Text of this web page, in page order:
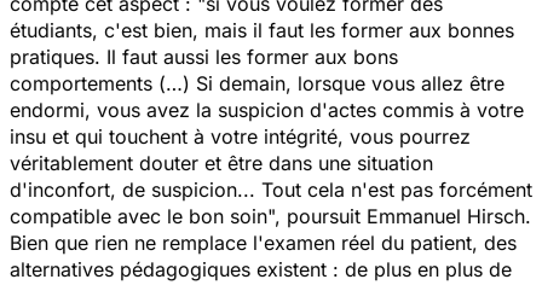
étudiants, c'est bien, mais il faut les former aux bonnes
pratiques. Il faut aussi les former aux bons
comportements (…) Si demain, lorsque vous allez être
endormi, vous avez la suspicion d'actes commis à votre
insu et qui touchent à votre intégrité, vous pourrez
véritablement douter et être dans une situation
d'inconfort, de suspicion... Tout cela n'est pas forcément
compatible avec le bon soin", poursuit Emmanuel Hirsch.
Bien que rien ne remplace l'examen réel du patient, des
alternatives pédagogiques existent : de plus en plus de